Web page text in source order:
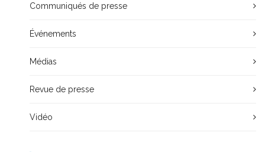
Communiqués de presse
Événements
Médias
Revue de presse
Vidéo